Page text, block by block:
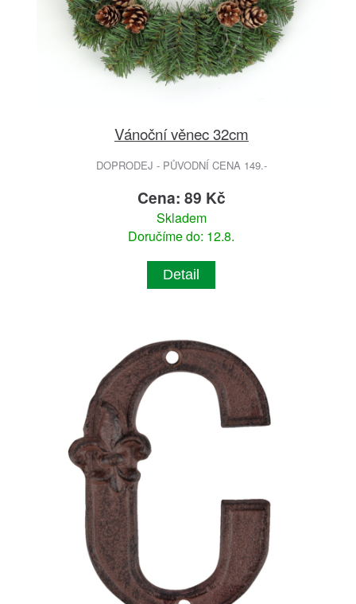
Vánoční věnec 32cm
DOPRODEJ - PŮVODNÍ CENA 149.-
Cena: 89 Kč
Skladem
Doručíme do: 12.8.
Detail